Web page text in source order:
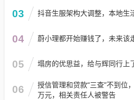
03 抖音生服架构大调整，本地生
04 蔚小理都开始赚钱了，未来该
05 塌房的优思益，给与辉同行上
06
授信管理和贷款“三查”不到位
万元，相关责任人被警告